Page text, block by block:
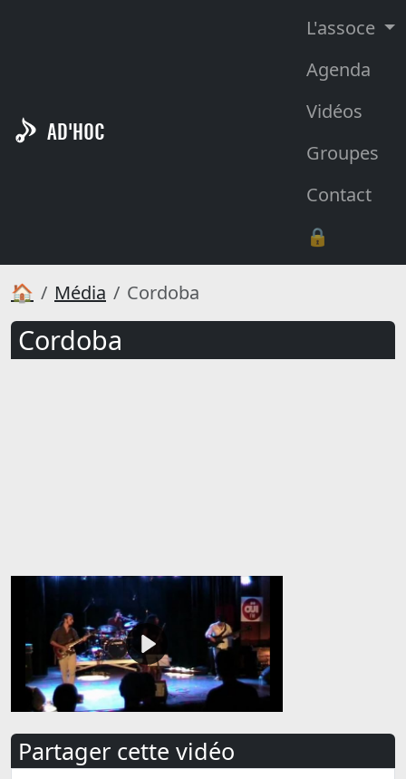
AD'HOC
L'assoce
Agenda
Vidéos
Groupes
Contact
🔒
🏠 Média Cordoba
Cordoba
Partager cette vidéo